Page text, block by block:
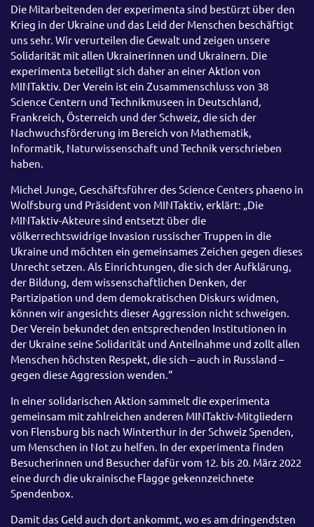
Die Mitarbeitenden der experimenta sind bestürzt über den
Krieg in der Ukraine und das Leid der Menschen beschäftigt
uns sehr. Wir verurteilen die Gewalt und zeigen unsere
Solidarität mit allen Ukrainerinnen und Ukrainern. Die
experimenta beteiligt sich daher an einer Aktion von
MINTaktiv. Der Verein ist ein Zusammenschluss von 38
Science Centern und Technikmuseen in Deutschland,
Frankreich, Österreich und der Schweiz, die sich der
Nachwuchsförderung im Bereich von Mathematik,
Informatik, Naturwissenschaft und Technik verschrieben
haben.
Michel Junge, Geschäftsführer des Science Centers phaeno in
Wolfsburg und Präsident von MINTaktiv, erklärt: „Die
MINTaktiv-Akteure sind entsetzt über die
völkerrechtswidrige Invasion russischer Truppen in die
Ukraine und möchten ein gemeinsames Zeichen gegen dieses
Unrecht setzen. Als Einrichtungen, die sich der Aufklärung,
der Bildung, dem wissenschaftlichen Denken, der
Partizipation und dem demokratischen Diskurs widmen,
können wir angesichts dieser Aggression nicht schweigen.
Der Verein bekundet den entsprechenden Institutionen in
der Ukraine seine Solidarität und Anteilnahme und zollt allen
Menschen höchsten Respekt, die sich – auch in Russland –
gegen diese Aggression wenden.“
In einer solidarischen Aktion sammelt die experimenta
gemeinsam mit zahlreichen anderen MINTaktiv-Mitgliedern
von Flensburg bis nach Winterthur in der Schweiz Spenden,
um Menschen in Not zu helfen. In der experimenta finden
Besucherinnen und Besucher dafür vom 12. bis 20. März 2022
eine durch die ukrainische Flagge gekennzeichnete
Spendenbox.
Damit das Geld auch dort ankommt, wo es am dringendsten